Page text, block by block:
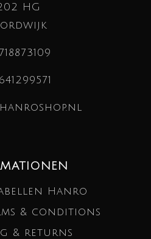
HG
Hanro
& conditions
& returns